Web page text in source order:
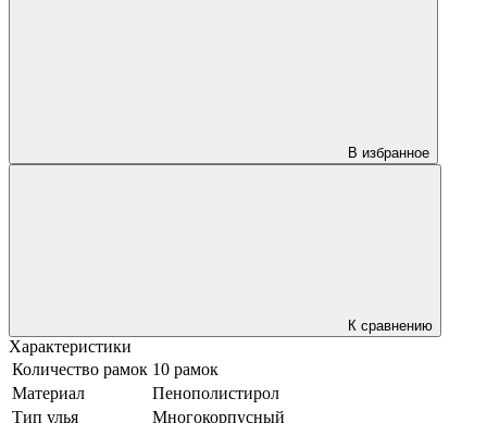
В избранное
К сравнению
Характеристики
Количество рамок 10 рамок
Материал
Пенополистирол
Тип улья
Многокорпусный